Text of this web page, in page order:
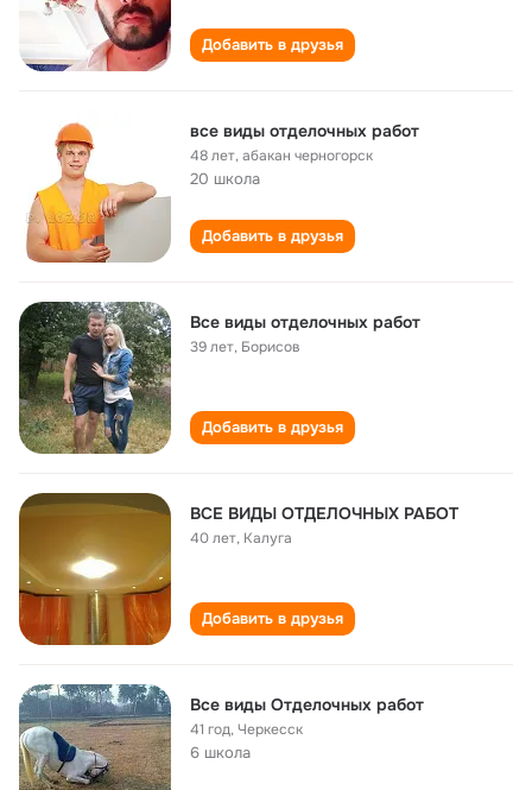
Добавить в друзья
все виды отделочных работ
48 лет,абакан черногорск
20 школа
Добавить в друзья
Все виды отделочных работ
39 лет, Борисов
Добавить в друзья
ВСЕ ВИДЫ ОТДЕЛОЧНЫХ РАБОТ
40 лет, Калуга
Добавить в друзья
Все виды Отделочных работ
41 год,Черкесск
6 школа